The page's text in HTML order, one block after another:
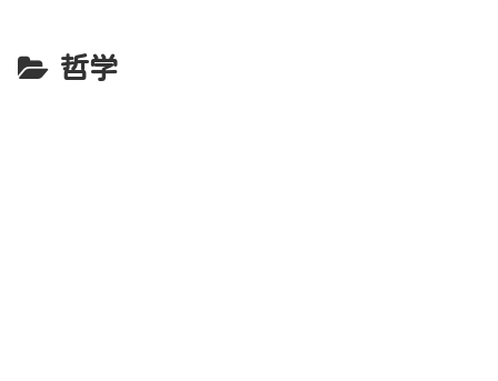
哲学